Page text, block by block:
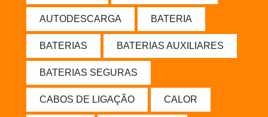
AUTODESCARGA BATERIA
BATERIAS BATERIAS AUXILIARES
BATERIAS SEGURAS
CABOS DE LIGAÇÃO CALOR